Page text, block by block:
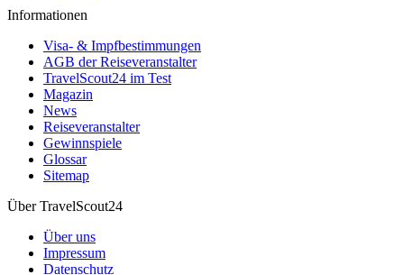
Informationen
Visa- & Impfbestimmungen
AGB der Reiseveranstalter
TravelScout24 im Test
Magazin
News
Reiseveranstalter
Gewinnspiele
Glossar
Sitemap
Über TravelScout24
Über uns
Impressum
Datenschutz